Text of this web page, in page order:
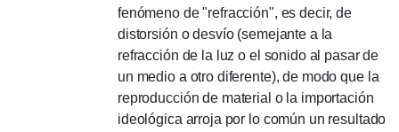
fenómeno de "refracción", es decir, de
distorsión o desvío (semejante a la
refracción de la luz o el sonido al pasar de
un medio a otro diferente), de modo que la
reproducción de material o la importación
ideológica arroja por lo común un resultado